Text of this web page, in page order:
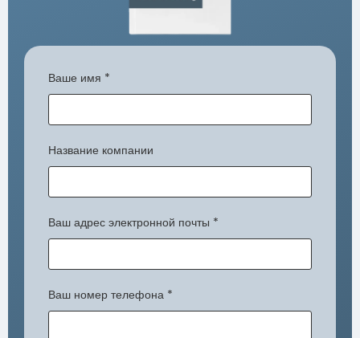
Ваше имя *
Название компании
Ваш адрес электронной почты *
Ваш номер телефона *